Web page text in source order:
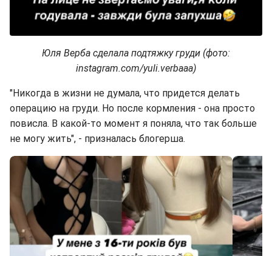
Юля Верба сделала подтяжку груди (фото:
instagram.com/yuli.verbaaa)
"Никогда в жизни не думала, что придется делать
операцию на груди. Но после кормления - она просто
повисла. В какой-то момент я поняла, что так больше
не могу жить", - призналась блогерша.